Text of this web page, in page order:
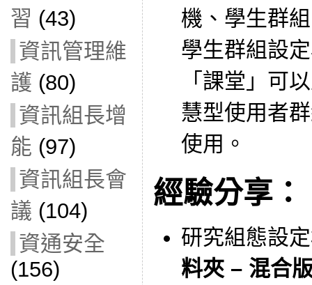
習 (43)
資訊管理維
護 (80)
資訊組長增
能 (97)
資訊組長會
議 (104)
資通安全
(156)
機、學生群
學生群組設
「課堂」可
慧型使用者
使用。
經驗分享：
研究組態設
料夾 – 混合